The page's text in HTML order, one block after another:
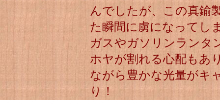
んでしたが、この真鍮
た瞬間に虜になってし
ガスやガソリンランタ
ホヤが割れる心配もあ
ながら豊かな光量がキ
り！